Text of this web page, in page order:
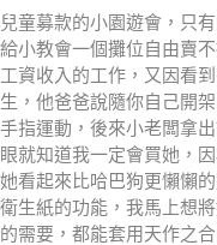
童募款的小園遊會，只
小教會一個攤位自由賣
資收入的工作，又因看
，他爸爸說隨你自己開
指運動，後來小老闆拿
就知道我一定會買她，
看起來比哈巴狗更懶懶
生紙的功能，我馬上想
需要，都能套用天作之